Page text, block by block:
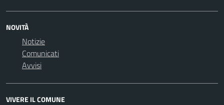
NOVITÀ
Notizie
Comunicati
Avvisi
VIVERE IL COMUNE